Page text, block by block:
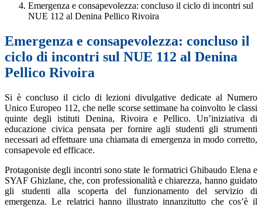
Emergenza e consapevolezza: concluso il ciclo di incontri sul
NUE 112 al Denina Pellico Rivoira
Emergenza e consapevolezza: concluso il
ciclo di incontri sul NUE 112 al Denina
Pellico Rivoira
Si è concluso il ciclo di lezioni divulgative dedicate al Numero
Unico Europeo 112, che nelle scorse settimane ha coinvolto le classi
quinte degli istituti Denina, Rivoira e Pellico. Un’iniziativa di
educazione civica pensata per fornire agli studenti gli strumenti
necessari ad effettuare una chiamata di emergenza in modo corretto,
consapevole ed efficace.
Protagoniste degli incontri sono state le formatrici Ghibaudo Elena e
SYAF Ghizlane, che, con professionalità e chiarezza, hanno guidato
gli studenti alla scoperta del funzionamento del servizio di
emergenza. Le relatrici hanno illustrato innanzitutto che cos’è il